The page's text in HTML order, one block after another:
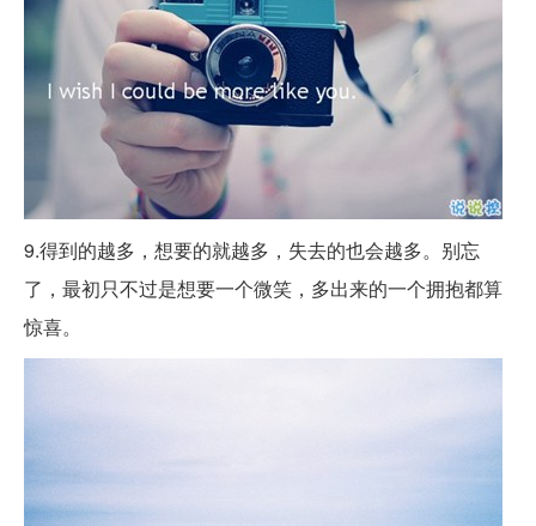
9.得到的越多，想要的就越多，失去的也会越多。别忘
了，最初只不过是想要一个微笑，多出来的一个拥抱都算
惊喜。 ​​​​